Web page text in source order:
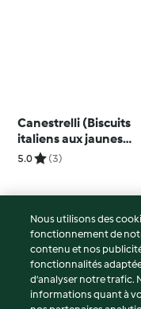
Canestrelli (Biscuits
italiens aux jaunes
d'oeufs)
5.0 (3)
© Copyright 2026
Conditions d'utilisation
Politique de
Nous utilisons des
fonctionnement de
contenu et nos
fonctionnalités
d’analyser notre trafic.
informations quant à